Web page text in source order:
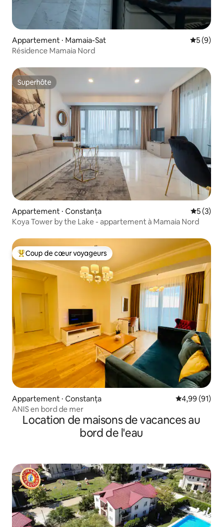
Appartement ⋅ Mamaia-Sat
5 (9)
Résidence Mamaia Nord
Superhôte
Superhôte
Appartement ⋅ Constanța
5 (3)
Koya Tower by the Lake - appartement à Mamaia Nord
Coups de cœur voyageurs les plus appréciés
Coup de cœur voyageurs
Appartement ⋅ Constanța Évaluation
4,99 (91)
ANIS en bord de mer
Location de maisons de vacances au
bord de l'eau